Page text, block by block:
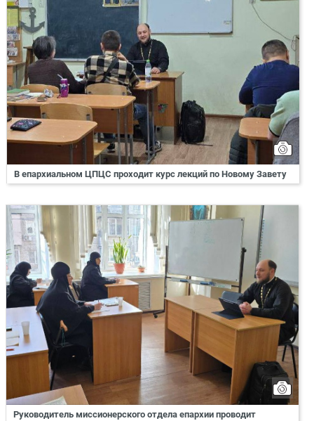
В епархиальном ЦПЦС проходит курс лекций по Новому Завету
Руководитель миссионерского отдела епархии проводит